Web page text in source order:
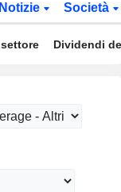
Notizie Società
Dividendi